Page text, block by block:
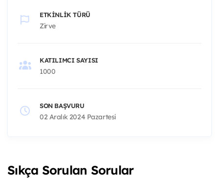
ETKINLIK TÜRÜ
Zirve
KATILIMCI SAYISI
1000
SON BAŞVURU
02 Aralık 2024 Pazartesi
Sıkça Sorulan Sorular